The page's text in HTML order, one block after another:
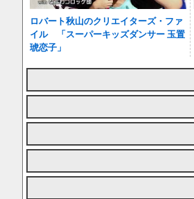
ロバート秋山のクリエイターズ・ファ
イル 「スーパーキッズダンサー 玉置
琥恋子」